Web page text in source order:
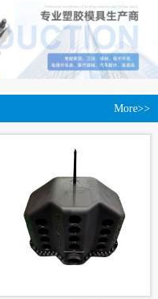
More>>